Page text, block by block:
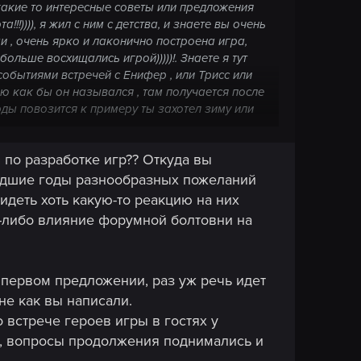
то интересные советы или предложения
я жил с ним с детства, и знаете вы очень
очень ярко и лаконично построена игра,
восхищались игрой)))))!. Знаете я тут
встречей с Енифер , или Трисс или
как бы он назывался , там получается после
повозится к примеру ты захотел зиму или
пира , и различных мини квестов , в
для написания собственной картины , и так
разработке игр?? Откуда вы
годы разнообразных пожеланий
хоть какую-то реакцию на них
влияние форумной болтовни на
предложении, раз уж речь идет
как вы написали.
героев игры в гостях у
вопросы продолжения поднимались и